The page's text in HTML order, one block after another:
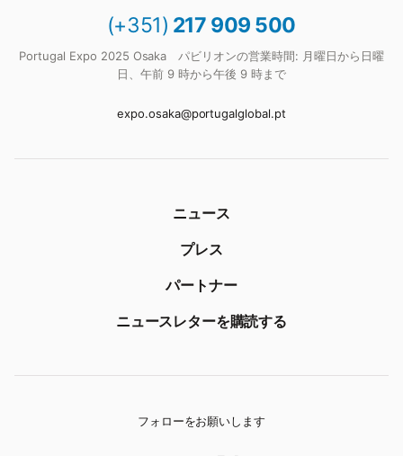
(+351) 217 909 500
Portugal Expo 2025 Osaka パビリオンの営業時間: 月曜日から日曜
日、午前 9 時から午後 9 時まで
expo.osaka@portugalglobal.pt
ニュース
プレス
パートナー
ニュースレターを購読する
フォローをお願いします